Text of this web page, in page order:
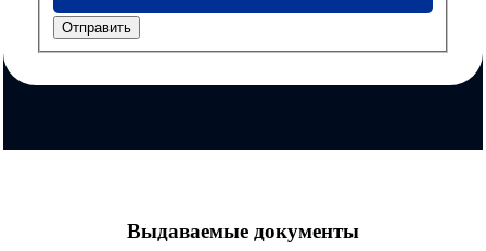
Отправить
Выдаваемые документы